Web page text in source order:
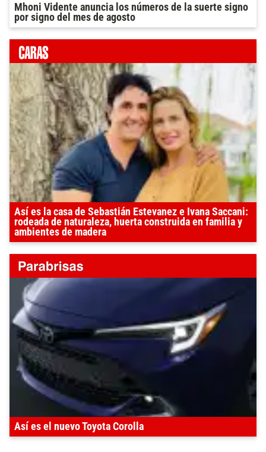
Mhoni Vidente anuncia los números de la suerte signo
por signo del mes de agosto
Así es la casa de Sebastián Estevanez e Ivana Saccani:
rodeada de naturaleza, huerta construida en familia y
ambientes de madera
Así es el nuevo Toyota Corolla